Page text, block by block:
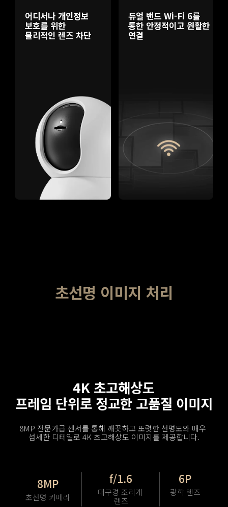
어디서나 개인정보
보호를 위한
물리적인 렌즈 차단
듀얼 밴드 Wi-Fi 6를
통한 안정적이고 원활한
연결
초선명 이미지 처리
4K 초고해상도
프레임 단위로 정교한 고품질 이미지
8MP 전문가급 센서를 통해 깨끗하고 또렷한 선명도와 매우
섬세한 디테일로 4K 초고해상도 이미지를 제공합니다.
8MP
초선명 카메라
f/1.6
대구경 조리개
렌즈
6P
광학 렌즈